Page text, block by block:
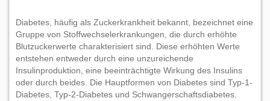
Diabetes, häufig als Zuckerkrankheit bekannt, bezeichnet eine
Gruppe von Stoffwechselerkrankungen, die durch erhöhte
Blutzuckerwerte charakterisiert sind. Diese erhöhten Werte
entstehen entweder durch eine unzureichende
Insulinproduktion, eine beeinträchtigte Wirkung des Insulins
oder durch beides. Die Hauptformen von Diabetes sind Typ-1-
Diabetes, Typ-2-Diabetes und Schwangerschaftsdiabetes.